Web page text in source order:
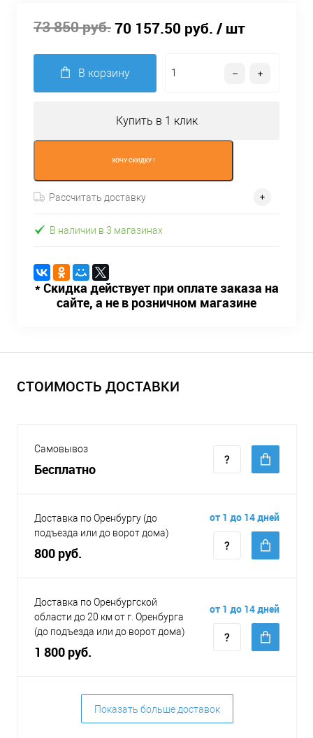
73 850 руб.70 157.50 руб. / шт
В корзину
Купить в 1 клик
ХОЧУ СКИДКУ !
Рассчитать доставку
В наличии в 3 магазинах
* Скидка действует при оплате заказа на
сайте, а не в розничном магазине
СТОИМОСТЬ ДОСТАВКИ
Самовывоз
Бесплатно
Доставка по Оренбургу (до
подъезда или до ворот дома)
800 руб.
от 1 до 14 дней
Доставка по Оренбургской
области до 20 км от г. Оренбурга
(до подъезда или до ворот дома)
1 800 руб.
от 1 до 14 дней
Показать больше доставок